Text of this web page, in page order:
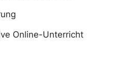
Online-Unterricht